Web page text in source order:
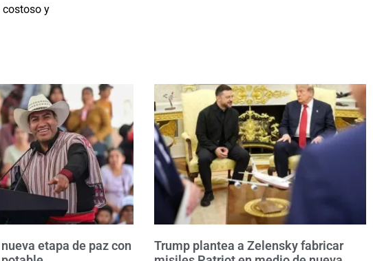
costoso y
etapa de paz con
Trump plantea a Zelensky fabricar